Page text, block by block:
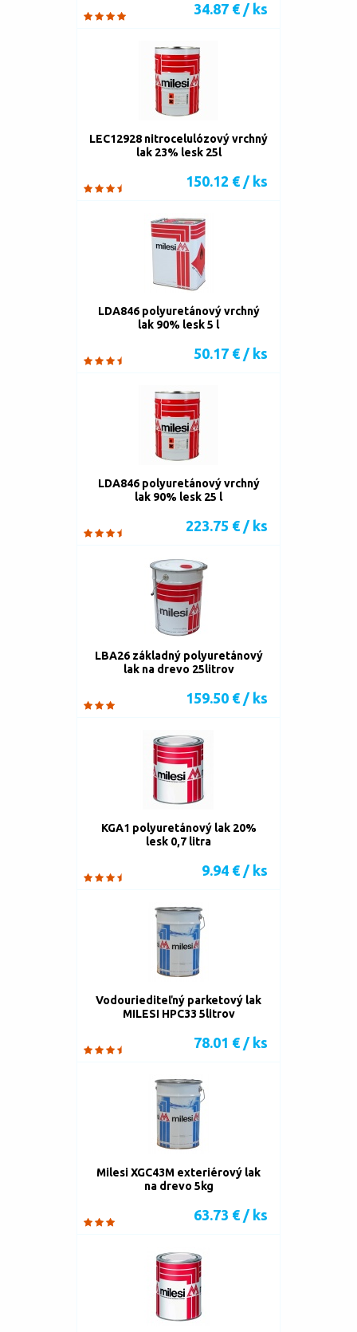
34.87 € / ks
LEC12928 nitrocelulózový vrchný
lak 23% lesk 25l
150.12 € / ks
LDA846 polyuretánový vrchný
lak 90% lesk 5 l
50.17 € / ks
LDA846 polyuretánový vrchný
lak 90% lesk 25 l
223.75 € / ks
LBA26 základný polyuretánový
lak na drevo 25litrov
159.50 € / ks
KGA1 polyuretánový lak 20%
lesk 0,7 litra
9.94 € / ks
Vodouriediteľný parketový lak
MILESI HPC33 5litrov
78.01 € / ks
Milesi XGC43M exteriérový lak
na drevo 5kg
63.73 € / ks